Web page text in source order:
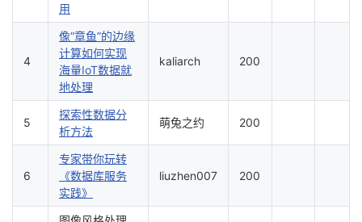
者
学
堂
我
支
持
我
用
4
像“章鱼”的边缘
计算如何实现
海量IoT数据就
地处理
kaliarch 200
5
探索性数据分
析方法
萌兔之约 200
6
专家带你玩转
《数据库服务
实践》
liuzhen007 200